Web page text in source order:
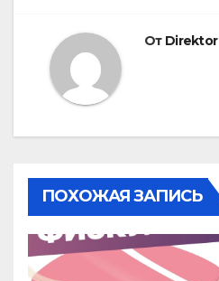
От Direktor
ПОХОЖАЯ ЗАПИСЬ